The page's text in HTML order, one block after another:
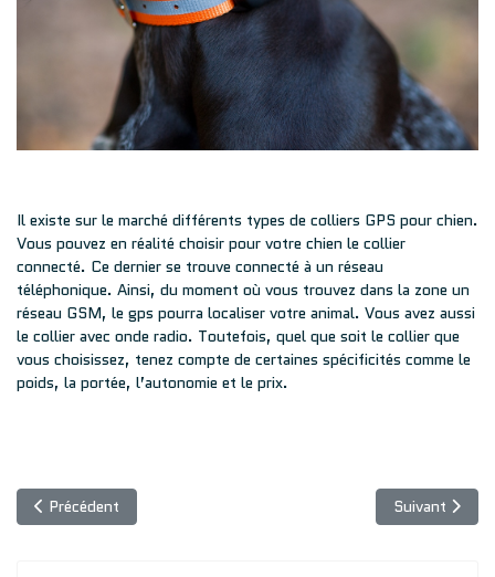
Il existe sur le marché différents types de colliers GPS pour chien.
Vous pouvez en réalité choisir pour votre chien le collier
connecté. Ce dernier se trouve connecté à un réseau
téléphonique. Ainsi, du moment où vous trouvez dans la zone un
réseau GSM, le gps pourra localiser votre animal. Vous avez aussi
le collier avec onde radio. Toutefois, quel que soit le collier que
vous choisissez, tenez compte de certaines spécificités comme le
poids, la portée, l’autonomie et le prix.
Article précédent : Comment choisir une armoire forte ?
Précédent Article
Suivant